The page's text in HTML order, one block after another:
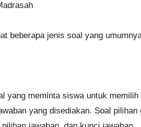
beberapa jenis soal yang
yang meminta siswa untuk
yang disediakan. Soal pilihan